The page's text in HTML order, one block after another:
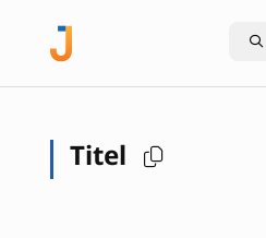
Titel